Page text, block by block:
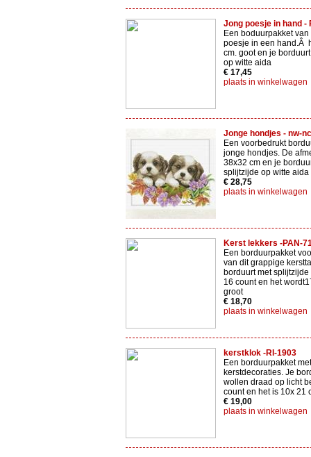
Jong poesje in hand -
Een boduurpakket
poesje in een hand.Â
cm. goot en je
op witte aida
€ 17,45
plaats in winkelwagen
Jonge hondjes - nw-
Een voorbedrukt
jonge hondjes. De
38x32 cm en je
splijtzijde op witte aida
€ 28,75
plaats in winkelwagen
Kerst lekkers -PAN-
Een borduurpakket
van dit grappige
borduurt met
16 count en het
groot
€ 18,70
plaats in winkelwagen
kerstklok -RI-1903
Een borduurpakket
kerstdecoraties. Je
wollen draad op licht
count en het is 10x 21
€ 19,00
plaats in winkelwagen